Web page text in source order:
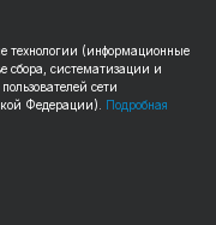
технологии (информационные
сбора, систематизации и
сети
Федерации). Подробная